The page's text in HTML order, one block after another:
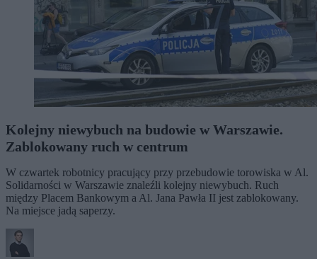
Kolejny niewybuch na budowie w Warszawie.
Zablokowany ruch w centrum
W czwartek robotnicy pracujący przy przebudowie torowiska w Al.
Solidarności w Warszawie znaleźli kolejny niewybuch. Ruch
między Placem Bankowym a Al. Jana Pawła II jest zablokowany.
Na miejsce jadą saperzy.